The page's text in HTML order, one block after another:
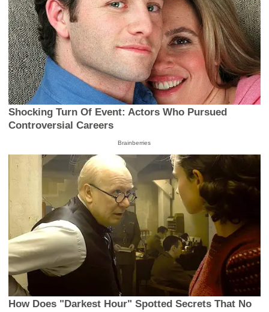
Shocking Turn Of Event: Actors Who Pursued
Controversial Careers
Brainberries
How Does "Darkest Hour" Spotted Secrets That No